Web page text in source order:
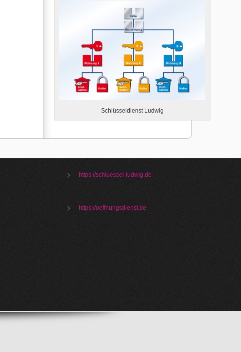
Schlüsseldienst Ludwig
https://schluessel-ludwig.de
https://oeffnungsdienst.de